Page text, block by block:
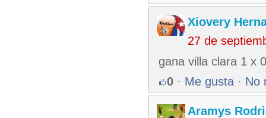
Xiovery
27 de
gana villa clara 1 x
0 · Me gusta · No
Aramys